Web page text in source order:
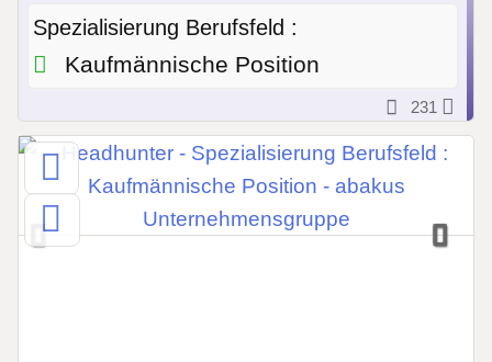
Spezialisierung Berufsfeld :
Kaufmännische Position
231